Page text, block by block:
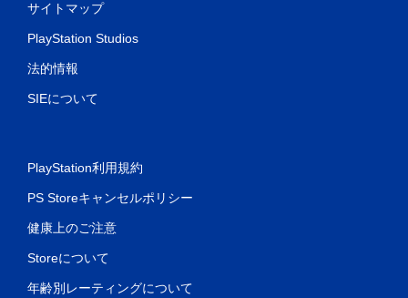
サイトマップ
PlayStation Studios
法的情報
SIEについて
PlayStation利用規約
PS Storeキャンセルポリシー
健康上のご注意
Storeについて
年齢別レーティングについて